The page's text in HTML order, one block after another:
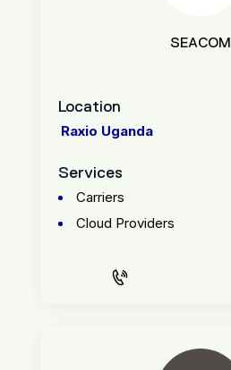
SEACOM
Location
Raxio Uganda
Services
Carriers
Cloud Providers